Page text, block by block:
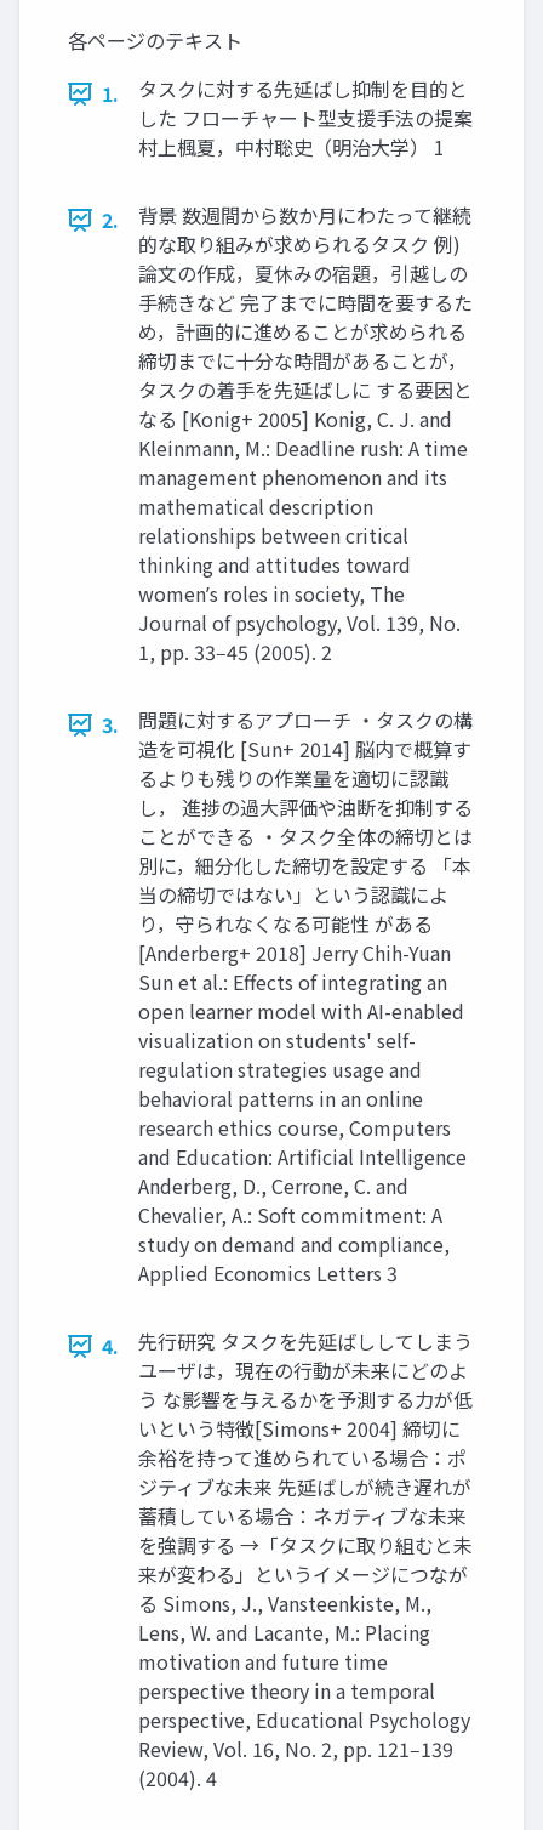
各ページのテキスト
1.
タスクに対する先延ばし抑制を目的と
した フローチャート型支援手法の提案
村上楓夏，中村聡史（明治大学） 1
2.
背景 数週間から数か月にわたって継続
的な取り組みが求められるタスク 例)
論文の作成，夏休みの宿題，引越しの
手続きなど 完了までに時間を要するた
め，計画的に進めることが求められる
締切までに十分な時間があることが，
タスクの着手を先延ばしに する要因と
なる [Konig+ 2005] Konig, C. J. and
Kleinmann, M.: Deadline rush: A time
management phenomenon and its
mathematical description
relationships between critical
thinking and attitudes toward
womenʼs roles in society, The
Journal of psychology, Vol. 139, No.
1, pp. 33‒45 (2005). 2
3.
問題に対するアプローチ ・タスクの構
造を可視化 [Sun+ 2014] 脳内で概算す
るよりも残りの作業量を適切に認識
し， 進捗の過大評価や油断を抑制する
ことができる ・タスク全体の締切とは
別に，細分化した締切を設定する 「本
当の締切ではない」という認識によ
り，守られなくなる可能性 がある
[Anderberg+ 2018] Jerry Chih-Yuan
Sun et al.: Effects of integrating an
open learner model with AI-enabled
visualization on students' self-
regulation strategies usage and
behavioral patterns in an online
research ethics course, Computers
and Education: Artificial Intelligence
Anderberg, D., Cerrone, C. and
Chevalier, A.: Soft commitment: A
study on demand and compliance,
Applied Economics Letters 3
4.
先行研究 タスクを先延ばししてしまう
ユーザは，現在の行動が未来にどのよ
う な影響を与えるかを予測する力が低
いという特徴[Simons+ 2004] 締切に
余裕を持って進められている場合：ポ
ジティブな未来 先延ばしが続き遅れが
蓄積している場合：ネガティブな未来
を強調する →「タスクに取り組むと未
来が変わる」というイメージにつなが
る Simons, J., Vansteenkiste, M.,
Lens, W. and Lacante, M.: Placing
motivation and future time
perspective theory in a temporal
perspective, Educational Psychology
Review, Vol. 16, No. 2, pp. 121‒139
(2004). 4